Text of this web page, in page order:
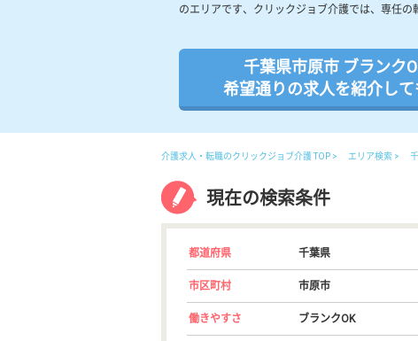
のエリアです、クリックジョブ介護では、専任
千葉県市原市 ブランク
希望通りの求人を紹介して
介護求人・転職のクリックジョブ介護 TOP エリア検索
現在の検索条件
都道府県 千葉県
市区町村 市原市
働きやすさ ブランクOK